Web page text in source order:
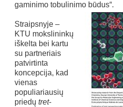
gaminimo tobulinimo būdus“.
Straipsnyje –
KTU mokslininkų
iškelta bei kartu
su partneriais
patvirtinta
koncepcija, kad
vienas
populiariausių
priedų tret-